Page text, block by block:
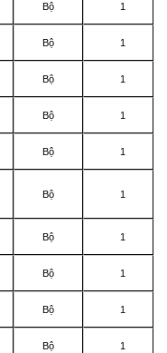
Bộ 1
Bộ 1
Bộ 1
Bộ 1
Bộ 1
Bộ 1
Bộ 1
Bộ 1
Bộ 1
Bộ 1